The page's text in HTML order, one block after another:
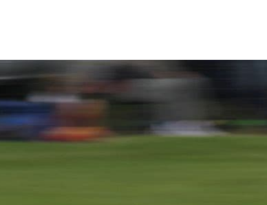
一切都脫了序，連一片黏在水箱罩上的糖果紙，都會